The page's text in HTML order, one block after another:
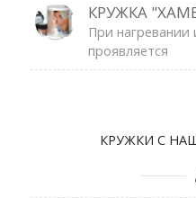
КРУЖКА
При
проявляется
КРУЖКИ С